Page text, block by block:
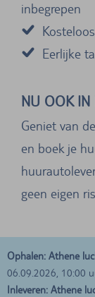
inbegrepen
Eerlijke
NU OOK IN
Geniet van
en boek je
geen eigen
Ophalen: Athene
06.09.2026, 10:00
Inleveren: Athene